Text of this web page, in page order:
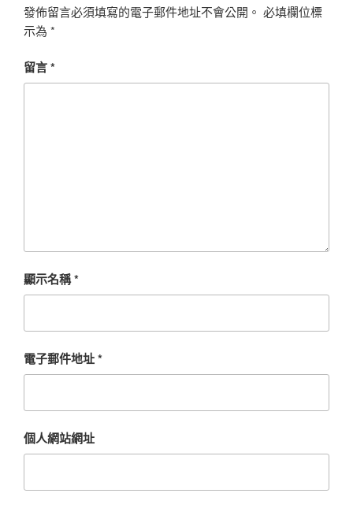
發佈留言必須填寫的電子郵件地址不會公開。 必填欄位標
示為 *
留言*
顯示名稱*
電子郵件地址*
個人網站網址